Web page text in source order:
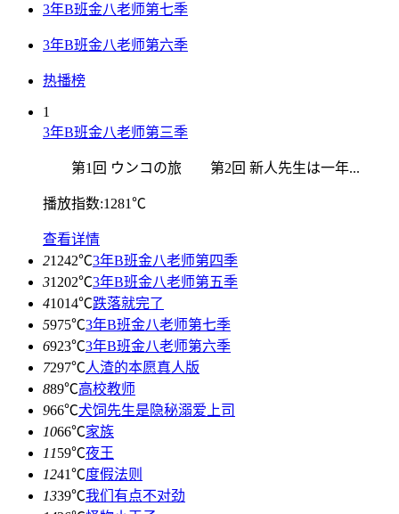
3年B班金八老师第七季
3年B班金八老师第六季
热播榜
1
3年B班金八老师第三季
第1回 ウンコの旅 第2回 新人先生は一年...
播放指数:1281℃
查看详情
21242℃3年B班金八老师第四季
31202℃3年B班金八老师第五季
41014℃跌落就完了
5975℃3年B班金八老师第七季
6923℃3年B班金八老师第六季
7297℃人渣的本愿真人版
889℃高校教师
966℃犬饲先生是隐秘溺爱上司
1066℃家族
1159℃夜王
1241℃度假法则
1339℃我们有点不对劲